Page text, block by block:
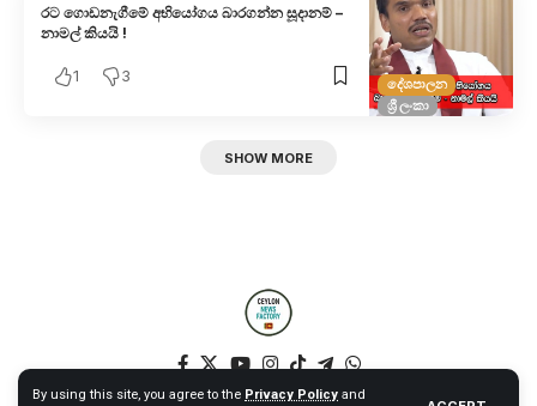
By using this site, you agree to the Privacy Policy and
දේශපාලන
ශ්‍රී ලංකා
රට ගොඩනැගීමේ අභියෝගය බාරගන්න සූදානම් –
නාමල් කියයි !
1 3
SHOW MORE